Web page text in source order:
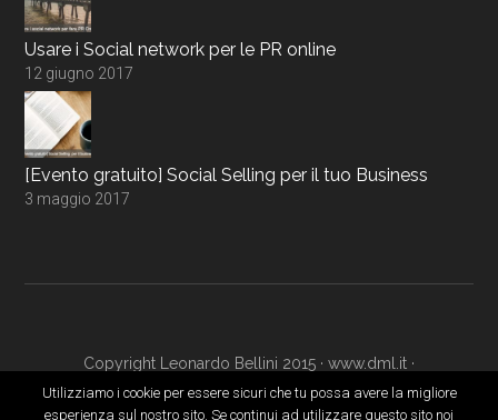
Usare i Social network per le PR online
12 giugno 2017
[Evento gratuito] Social Selling per il tuo Business
3 maggio 2017
Copyright Leonardo Bellini 2015 · www.dml.it ·
www.digitalmarketingacademy.it· Login
Utilizziamo i cookie per essere sicuri che tu possa avere la migliore
esperienza sul nostro sito. Se continui ad utilizzare questo sito noi